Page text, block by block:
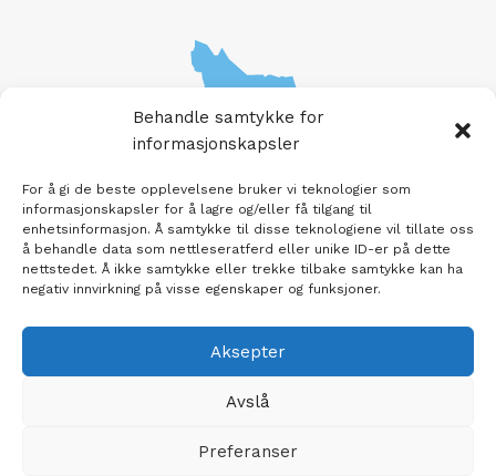
Behandle samtykke for
informasjonskapsler
For å gi de beste opplevelsene bruker vi teknologier som
informasjonskapsler for å lagre og/eller få tilgang til
enhetsinformasjon. Å samtykke til disse teknologiene vil tillate oss
å behandle data som nettleseratferd eller unike ID-er på dette
nettstedet. Å ikke samtykke eller trekke tilbake samtykke kan ha
negativ innvirkning på visse egenskaper og funksjoner.
Aksepter
Avslå
Preferanser
© 2026 Opplev Alvdal Tekst og bilder kan ikke